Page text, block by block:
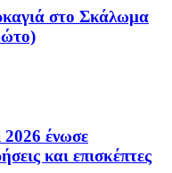
στο Σκάλωμα
ένωσε
και επισκέπτες